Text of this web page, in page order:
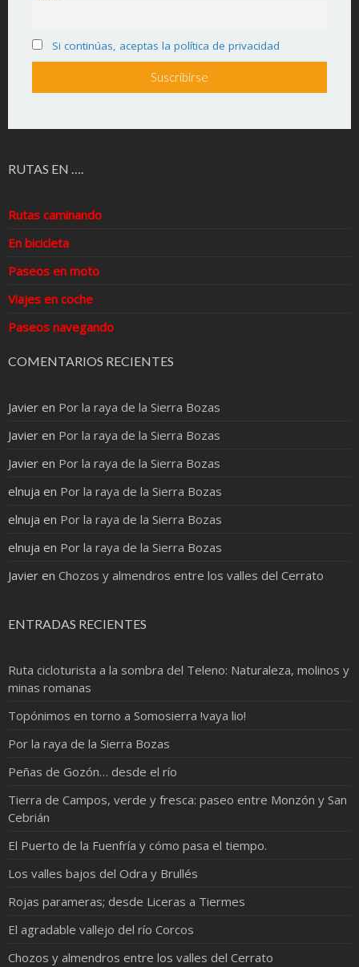
Si continúas, aceptas la política de privacidad
RUTAS EN ….
Rutas caminando
En bicicleta
Paseos en moto
Viajes en coche
Paseos navegando
COMENTARIOS RECIENTES
Javier en Por la raya de la Sierra Bozas
Javier en Por la raya de la Sierra Bozas
Javier en Por la raya de la Sierra Bozas
elnuja en Por la raya de la Sierra Bozas
elnuja en Por la raya de la Sierra Bozas
elnuja en Por la raya de la Sierra Bozas
Javier en Chozos y almendros entre los valles del Cerrato
ENTRADAS RECIENTES
Ruta cicloturista a la sombra del Teleno: Naturaleza, molinos y
minas romanas
Topónimos en torno a Somosierra !vaya lio!
Por la raya de la Sierra Bozas
Peñas de Gozón… desde el río
Tierra de Campos, verde y fresca: paseo entre Monzón y San
Cebrián
El Puerto de la Fuenfría y cómo pasa el tiempo.
Los valles bajos del Odra y Brullés
Rojas parameras; desde Liceras a Tiermes
El agradable vallejo del río Corcos
Chozos y almendros entre los valles del Cerrato